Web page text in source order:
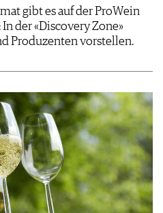
gibt es auf der ProWein
der «Discovery Zone»
Produzenten vorstellen.